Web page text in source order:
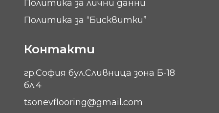
Политика за лични данни
Политика за “Бисквитки”
Контакти
гр.София бул.Сливница зона Б-18
бл.4
tsonevflooring@gmail.com